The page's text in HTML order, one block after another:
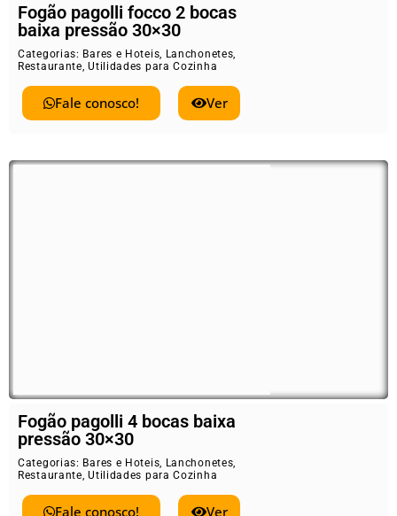
Fogão pagolli focco 2 bocas
baixa pressão 30×30
Categorias: Bares e Hoteis, Lanchonetes,
Restaurante,Utilidades para Cozinha
Fale conosco! Ver
Fogão pagolli 4 bocas baixa
pressão 30×30
Categorias: Bares e Hoteis, Lanchonetes,
Restaurante,Utilidades para Cozinha
Fale conosco! Ver